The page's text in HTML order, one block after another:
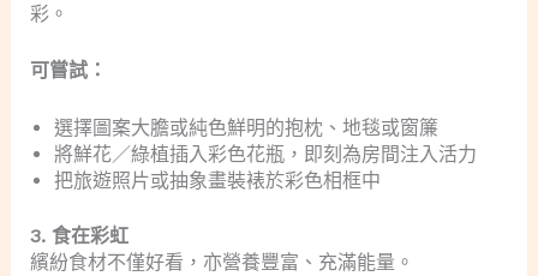
彩。
可嘗試：
選擇圖案大膽或純色鮮明的抱枕、地毯或窗簾
將鮮花／綠植插入彩色花瓶，即刻為房間注入活力
把旅遊照片或抽象畫裝裱於彩色相框中
3. 食在彩虹
繽紛食材不僅好看，亦營養豐富、充滿能量。